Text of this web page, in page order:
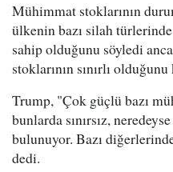
Mühimmat stoklarının
ülkenin bazı silah türlerinde
sahip olduğunu söyledi
stoklarının sınırlı
Trump, "Çok güçlü bazı
bunlarda sınırsız,
bulunuyor. Bazı
dedi.